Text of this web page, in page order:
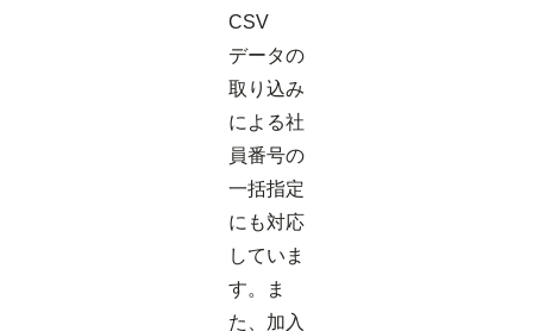
CSV
データの
取り込み
による社
員番号の
一括指定
にも対応
していま
す。ま
た、加入